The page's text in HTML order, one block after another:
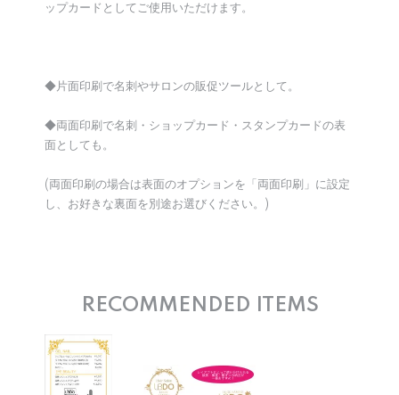
ップカードとしてご使用いただけます。
◆片面印刷で名刺やサロンの販促ツールとして。
◆両面印刷で名刺・ショップカード・スタンプカードの表
面としても。
(両面印刷の場合は表面のオプションを「両面印刷」に設定
し、お好きな裏面を別途お選びください。)
RECOMMENDED ITEMS